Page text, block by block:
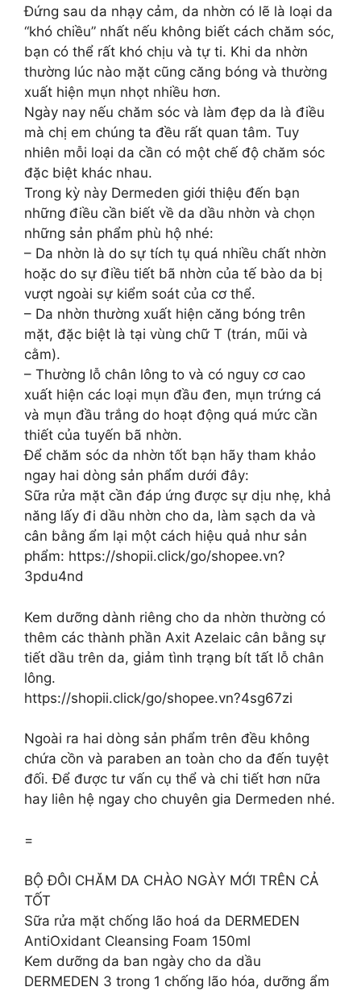
Đứng sau da nhạy cảm, da nhờn có lẽ là loại da
“khó chiều” nhất nếu không biết cách chăm sóc,
bạn có thể rất khó chịu và tự ti. Khi da nhờn
thường lúc nào mặt cũng căng bóng và thường
xuất hiện mụn nhọt nhiều hơn.
Ngày nay nếu chăm sóc và làm đẹp da là điều
mà chị em chúng ta đều rất quan tâm. Tuy
nhiên mỗi loại da cần có một chế độ chăm sóc
đặc biệt khác nhau.
Trong kỳ này Dermeden giới thiệu đến bạn
những điều cần biết về da dầu nhờn và chọn
những sản phẩm phù hộ nhé:
– Da nhờn là do sự tích tụ quá nhiều chất nhờn
hoặc do sự điều tiết bã nhờn của tế bào da bị
vượt ngoài sự kiểm soát của cơ thể.
– Da nhờn thường xuất hiện căng bóng trên
mặt, đặc biệt là tại vùng chữ T (trán, mũi và
cằm).
– Thường lỗ chân lông to và có nguy cơ cao
xuất hiện các loại mụn đầu đen, mụn trứng cá
và mụn đầu trắng do hoạt động quá mức cần
thiết của tuyến bã nhờn.
Để chăm sóc da nhờn tốt bạn hãy tham khảo
ngay hai dòng sản phẩm dưới đây:
Sữa rửa mặt cần đáp ứng được sự dịu nhẹ, khả
năng lấy đi dầu nhờn cho da, làm sạch da và
cân bằng ẩm lại một cách hiệu quả như sản
phẩm: https://shopii.click/go/shopee.vn?
3pdu4nd
Kem dưỡng dành riêng cho da nhờn thường có
thêm các thành phần Axit Azelaic cân bằng sự
tiết dầu trên da, giảm tình trạng bít tất lỗ chân
lông.
https://shopii.click/go/shopee.vn?4sg67zi
Ngoài ra hai dòng sản phẩm trên đều không
chứa cồn và paraben an toàn cho da đến tuyệt
đối. Để được tư vấn cụ thể và chi tiết hơn nữa
hay liên hệ ngay cho chuyên gia Dermeden nhé.
=
BỘ ĐÔI CHĂM DA CHÀO NGÀY MỚI TRÊN CẢ
TỐT
Sữa rửa mặt chống lão hoá da DERMEDEN
AntiOxidant Cleansing Foam 150ml
Kem dưỡng da ban ngày cho da dầu
DERMEDEN 3 trong 1 chống lão hóa, dưỡng ẩm